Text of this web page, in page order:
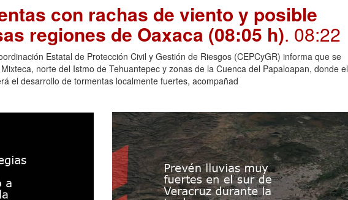
con rachas de viento y posible
regiones de Oaxaca (08:05 h). 08:22
Estatal de Protección Civil y Gestión de Riesgos (CEPCyGR) informa que se
norte del Istmo de Tehuantepec y zonas de la Cuenca del Papaloapan, donde el
el desarrollo de tormentas localmente fuertes, acompañad